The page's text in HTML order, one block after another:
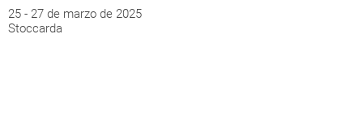
25 - 27 de marzo de 2025
Stoccarda